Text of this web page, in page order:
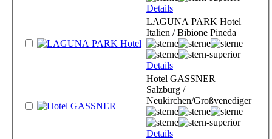
Details
LAGUNA PARK Hotel
Italien / Bibione Pineda
Details
Hotel GASSNER
Salzburg /
Neukirchen/Großvenediger
Details